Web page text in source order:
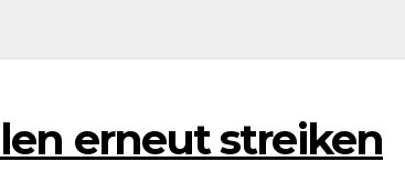
erneut streiken